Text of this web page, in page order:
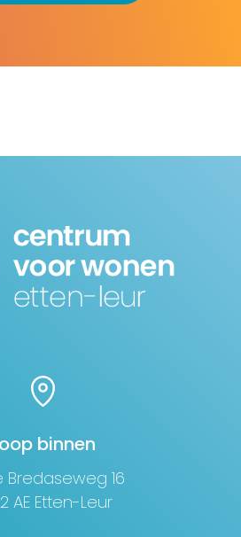
binnen
Bredaseweg 16
AE Etten-Leur